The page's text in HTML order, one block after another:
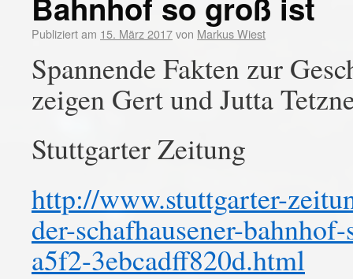
Publiziert am 15. März 2017von Markus Wiest
Spannende Fakten zur
zeigen Gert und Jutta
Stuttgarter Zeitung
http://www.stuttgarter-
der-schafhausener-
a5f2-3ebcadff820d.html